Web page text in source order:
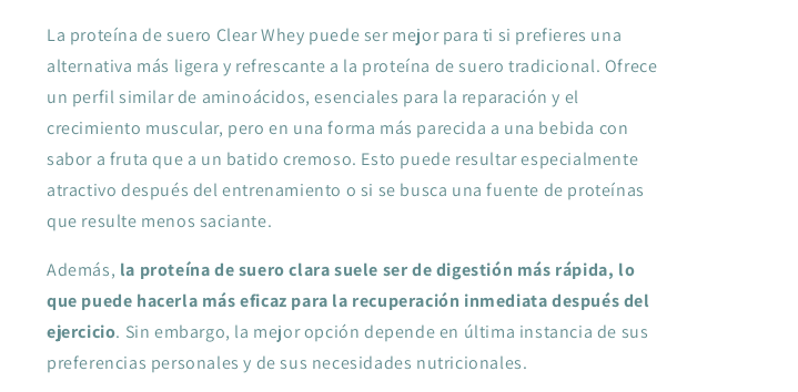
La proteína de suero Clear Whey puede ser mejor para ti si prefieres una
alternativa más ligera y refrescante a la proteína de suero tradicional. Ofrece
un perfil similar de aminoácidos, esenciales para la reparación y el
crecimiento muscular, pero en una forma más parecida a una bebida con
sabor a fruta que a un batido cremoso. Esto puede resultar especialmente
atractivo después del entrenamiento o si se busca una fuente de proteínas
que resulte menos saciante.
Además, la proteína de suero clara suele ser de digestión más rápida, lo
que puede hacerla más eficaz para la recuperación inmediata después del
ejercicio. Sin embargo, la mejor opción depende en última instancia de sus
preferencias personales y de sus necesidades nutricionales.